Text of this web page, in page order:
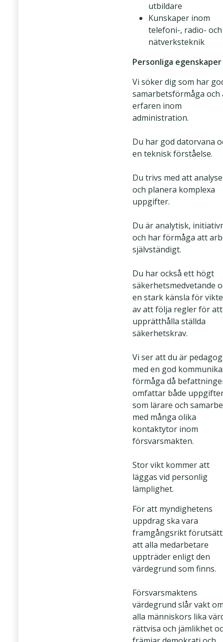
utbildare
Kunskaper inom
telefoni-, radio- och
nätverksteknik
Personliga egenskaper
Vi söker dig som har
samarbetsförmåga och
erfaren inom
administration.
Du har god datorvana
en teknisk förståelse.
Du trivs med att
och planera komplexa
uppgifter.
Du är analytisk,
och har förmåga att
självständigt.
Du har också ett högt
säkerhetsmedvetande
en stark känsla för
av att följa regler för att
upprätthålla ställda
säkerhetskrav.
Vi ser att du är
med en god
förmåga då
omfattar både
som lärare och
med många olika
kontaktytor inom
försvarsmakten.
Stor vikt kommer att
läggas vid personlig
lämplighet.
För att myndighetens
uppdrag ska vara
framgångsrikt
att alla medarbetare
uppträder enligt den
värdegrund som finns.
Försvarsmaktens
värdegrund slår vakt
alla människors lika
rättvisa och jämlikhet